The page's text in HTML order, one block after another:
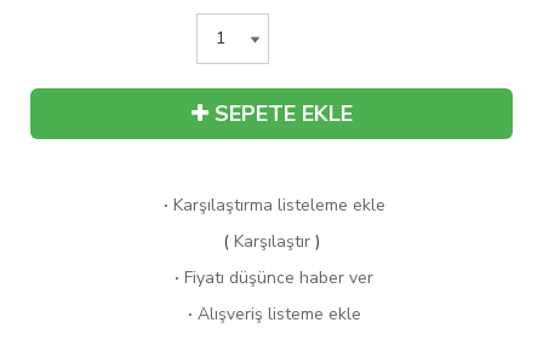
SEPETE EKLE
· Karşılaştırma listeleme ekle
( Karşılaştır )
· Fiyatı düşünce haber ver
· Alışveriş listeme ekle